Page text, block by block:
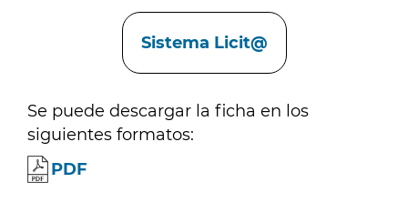
Sistema Licit@
Se puede descargar la ficha en los
siguientes formatos:
PDF